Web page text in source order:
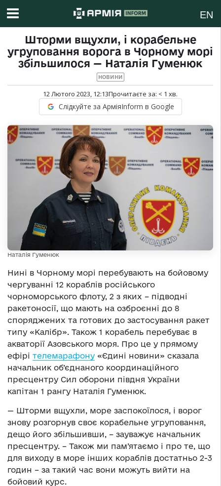
EN
Шторми вщухли, і корабельне
угруповання ворога в Чорному морі
збільшилося — Наталія Гуменюк
НОВИНИ
12 Лютого 2023, 12:13Прочитаєте за: < 1 хв.
Слідкуйте за АрміяInform в Google
Наталія Гуменюк
Нині в Чорному морі перебувають на бойовому
чергуванні 12 кораблів російського
чорноморського флоту, 2 з яких – підводні
ракетоносії, що мають на озброєнні до 8
споряджених та готових до застосування ракет
типу «Калібр». Також 1 корабель перебуває в
акваторії Азовського моря. Про це у прямому
ефірі телемарафону «Єдині новини» сказала
начальник об’єднаного координаційного
пресцентру Сил оборони півдня України
капітан 1 рангу Наталія Гуменюк.
— Шторми вщухли, море заспокоїлося, і ворог
знову розгорнув своє корабельне угруповання,
дещо його збільшивши, – зауважує начальник
пресцентру. – Також ми пам’ятаємо і про те, що
для виходу в море інших кораблів достатньо 2-3
годин – за такий час вони можуть вийти на
бойовий курс.